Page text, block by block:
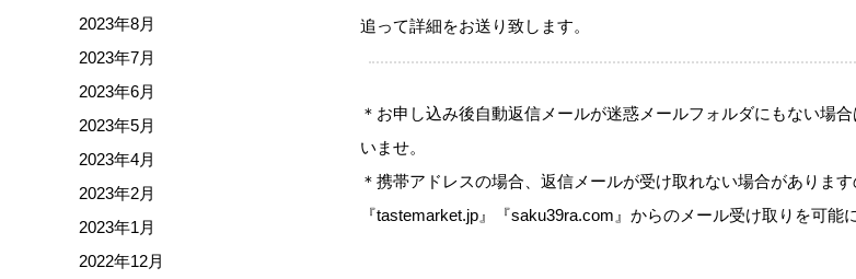
追って詳細をお送り致します。
＊お申し込み後自動返信メールが迷惑メールフォルダにもない場
いませ。
＊携帯アドレスの場合、返信メールが受け取れない場合がありま
『tastemarket.jp』『saku39ra.com』からのメール受け取りを可能
2023年8月
2023年7月
2023年6月
2023年5月
2023年4月
2023年2月
2023年1月
2022年12月